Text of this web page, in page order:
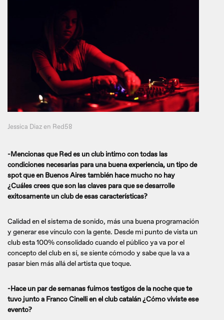
Jessica Diaz en Red58
-Mencionas que Red es un club intimo con todas las
condiciones necesarias para una buena experiencia, un tipo de
spot que en Buenos Aires también hace mucho no hay
¿Cuáles crees que son las claves para que se desarrolle
exitosamente un club de esas características?
Calidad en el sistema de sonido, más una buena programación
y generar ese vínculo con la gente. Desde mi punto de vista un
club esta 100% consolidado cuando el público ya va por el
concepto del club en sí, se siente cómodo y sabe que la va a
pasar bien más allá del artista que toque.
-Hace un par de semanas fuimos testigos de la noche que te
tuvo junto a Franco Cinelli en el club catalán ¿Cómo viviste ese
evento?